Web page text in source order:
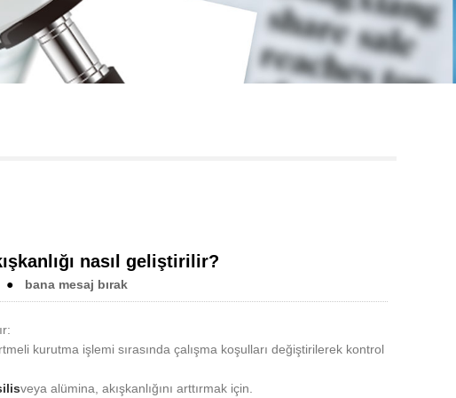
nasıl geliştirilir?
● bana mesaj bırak
kurutma işlemi sırasında çalışma koşulları değiştirilerek kontrol
veya alümina, akışkanlığını arttırmak için.